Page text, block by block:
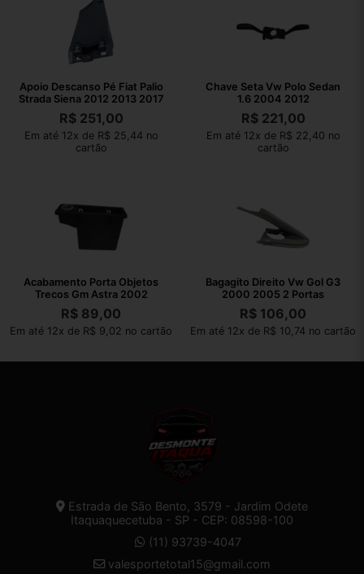
Apoio Descanso Pé Fiat Palio
Strada Siena 2012 2013 2017
R$251,00
Em até 12x de R$ 25,44 no
cartão
Chave Seta Vw Polo Sedan
1.6 2004 2012
R$221,00
Em até 12x de R$ 22,40 no
cartão
Acabamento Porta Objetos
Trecos Gm Astra 2002
R$ 89,00
Em até 12x de R$ 9,02 no cartão
Bagagito Direito Vw Gol G3
2000 2005 2 Portas
R$ 106,00
Em até 12x de R$ 10,74 no cartão
Estrada de São Bento, 3579 - Jardim Odete
Itaquaquecetuba - SP - CEP: 08598-100
(11) 93739-4047
valesportetotal15@gmail.com